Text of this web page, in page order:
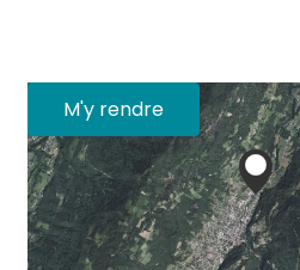
M'y rendre